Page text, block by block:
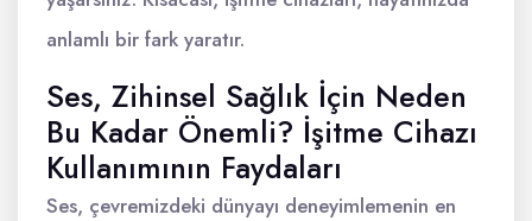
anlamlı bir fark yaratır.
Ses, Zihinsel Sağlık İçin Neden
Bu Kadar Önemli? İşitme Cihazı
Kullanımının Faydaları
Ses, çevremizdeki dünyayı deneyimlemenin en